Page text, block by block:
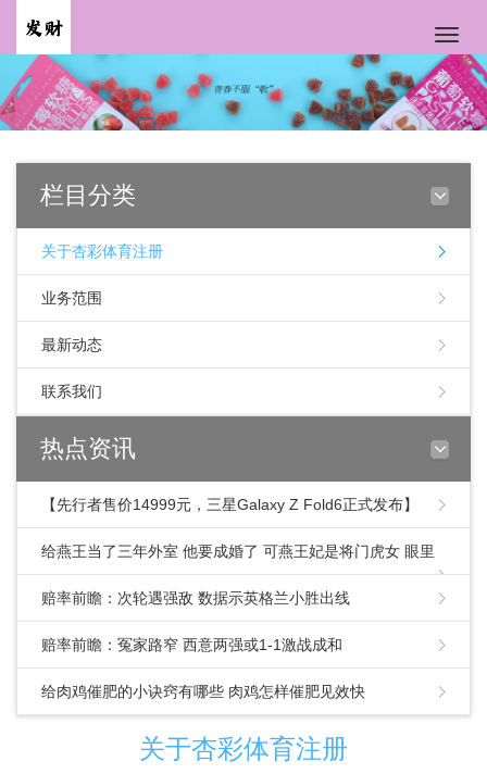
Toggle
栏目分类
关于杏彩体育注册
业务范围
最新动态
联系我们
热点资讯
【先行者售价14999元，三星Galaxy Z Fold6正式发布】
给燕王当了三年外室 他要成婚了 可燕王妃是将门虎女 眼里
容不下沙子
赔率前瞻：次轮遇强敌 数据示英格兰小胜出线
赔率前瞻：冤家路窄 西意两强或1-1激战成和
给肉鸡催肥的小诀窍有哪些 肉鸡怎样催肥见效快
关于杏彩体育注册